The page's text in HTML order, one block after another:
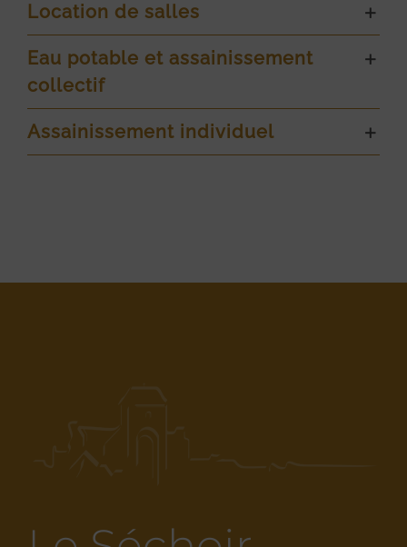
Location de salles
Eau potable et assainissement
collectif
Assainissement individuel